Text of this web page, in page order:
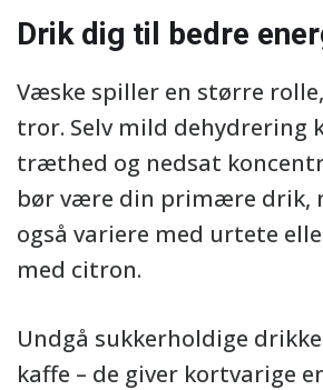
Drik dig til bedre
Væske spiller en større
tror. Selv mild dehydrering
træthed og nedsat
bør være din primære drik,
også variere med urtete
med citron.
Undgå sukkerholdige
kaffe – de giver kortvarige